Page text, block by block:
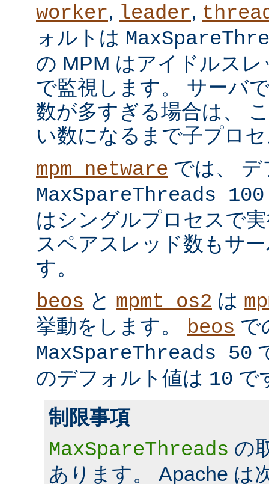
worker, leader,
ォルトは
の MPM はアイドルス
で監視します。 サーバ
数が多すぎる場合は、
い数になるまで子プロ
mpm_netware では、
MaxSpareThreads 100
はシングルプロセスで
スペアスレッド数もサ
す。
beos と mpmt_os2 は
挙動をします。 beos で
MaxSpareThreads 50
のデフォルト値は 10 で
制限事項
MaxSpareThreads の
あります。 Apache は